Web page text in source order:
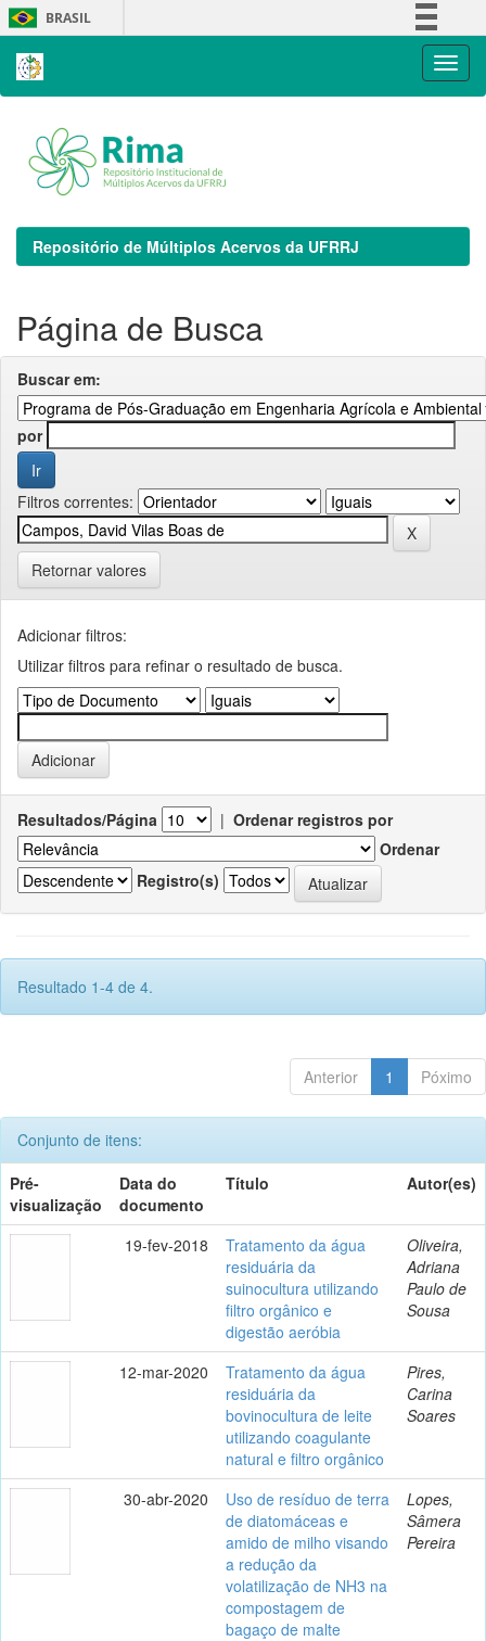
Skip
navigation
BRASIL
Repositório de Múltiplos Acervos da UFRRJ
Página de Busca
Buscar em:
por
Filtros correntes:
Retornar valores
Adicionar filtros:
Utilizar filtros para refinar o resultado de busca.
Resultados/Página | Ordenar registros por
Ordenar
Registro(s)
Resultado 1-4 de 4.
Anterior 1 Póximo
Conjunto de itens:
Pré-
visualização
Data do
documento
Título Autor(es)
19-fev-2018
Tratamento da água
residuária da
suinocultura utilizando
filtro orgânico e
digestão aeróbia
Oliveira,
Adriana
Paulo de
Sousa
12-mar-2020
Tratamento da água
residuária da
bovinocultura de leite
utilizando coagulante
natural e filtro orgânico
Pires,
Carina
Soares
30-abr-2020
Uso de resíduo de terra
de diatomáceas e
amido de milho visando
a redução da
volatilização de NH3 na
compostagem de
bagaço de malte
Lopes,
Sâmera
Pereira